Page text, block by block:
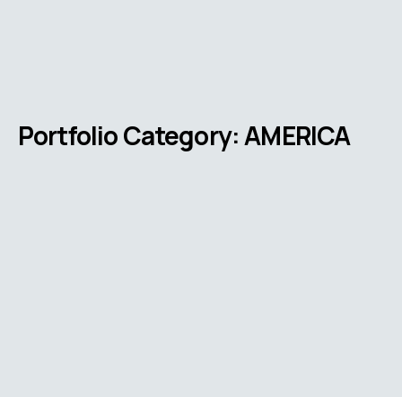
Portfolio Category: AMERICA